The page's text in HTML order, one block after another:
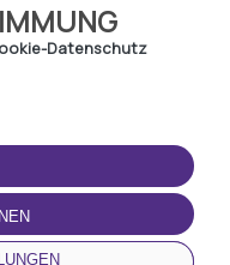
Datenschutz
SIE DIE APP